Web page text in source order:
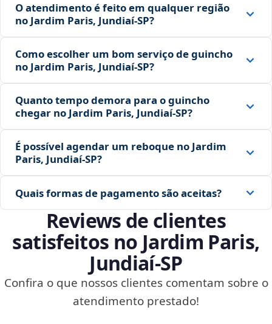
O atendimento é feito em qualquer região
no Jardim Paris, Jundiaí‑SP?
Como escolher um bom serviço de guincho
no Jardim Paris, Jundiaí‑SP?
Quanto tempo demora para o guincho
chegar no Jardim Paris, Jundiaí‑SP?
É possível agendar um reboque no Jardim
Paris, Jundiaí‑SP?
Quais formas de pagamento são aceitas?
Reviews de clientes
satisfeitos no Jardim Paris,
Jundiaí‑SP
Confira o que nossos clientes comentam sobre o
atendimento prestado!